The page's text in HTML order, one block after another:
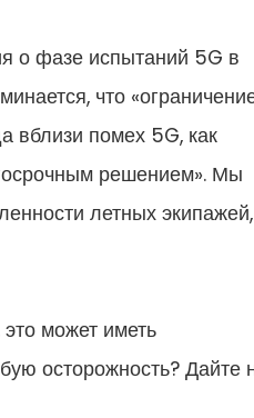
о фазе испытаний 5G в
что
вблизи помех 5G, как
решением». Мы
летных
может иметь
осторожность? Дайте